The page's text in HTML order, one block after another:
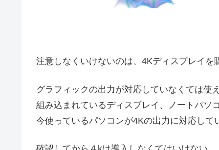
注意しなくいけないのは、4Kディスプレイを
グラフィックの出力が対応していなくては使
組み込まれているディスプレイ、ノートパソ
今使っているパソコンが4Kの出力に対応して